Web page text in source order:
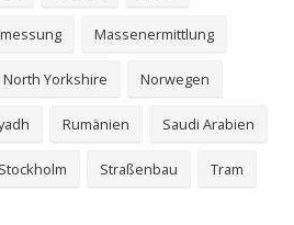
Massenermittlung
North Yorkshire Norwegen
Rumänien Saudi Arabien
Stockholm Straßenbau Tram